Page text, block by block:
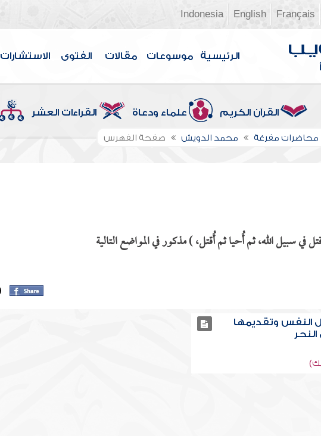
Français
English
Indonesia
الرئيسية موسوعات مقالات الفتوى الاستشارات
القرآن الكريم علماء ودعاة القراءات العشر
محاضرات مفرغة محمد الدويش صفحة الفهرس
سبيل الله، ثم أُحيا ثم أُقتل، ) مذكور في المواضع التالية
النفس وتقديمها